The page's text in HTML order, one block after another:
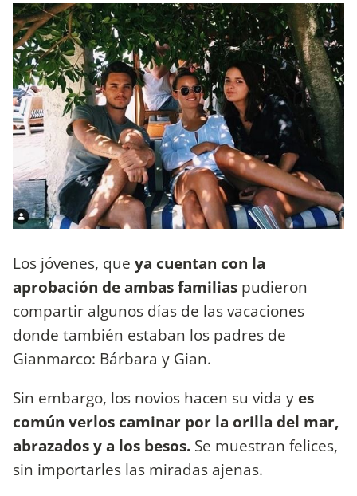
Los jóvenes, que ya cuentan con la
aprobación de ambas familias pudieron
compartir algunos días de las vacaciones
donde también estaban los padres de
Gianmarco: Bárbara y Gian.
Sin embargo, los novios hacen su vida y es
común verlos caminar por la orilla del mar,
abrazados y a los besos. Se muestran felices,
sin importarles las miradas ajenas.